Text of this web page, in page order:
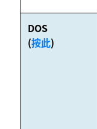
DOS
(按此)